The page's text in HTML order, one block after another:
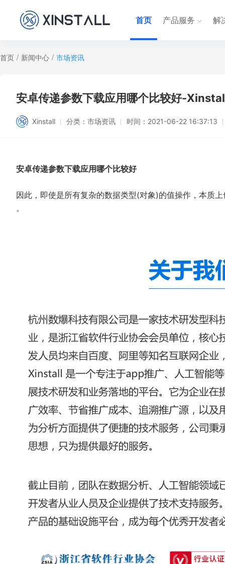
首页 产品服务 解
首页 / 新闻中心 / 市场资讯
安卓传递参数下载应用哪个比较好-
Xinstall 分类： 市场资讯 时间： 2021-06-22 16:37:13
安卓传递参数下载应用哪个比较好
因此，即使是所有复杂的数据类型(对象)的值操作，本质
。